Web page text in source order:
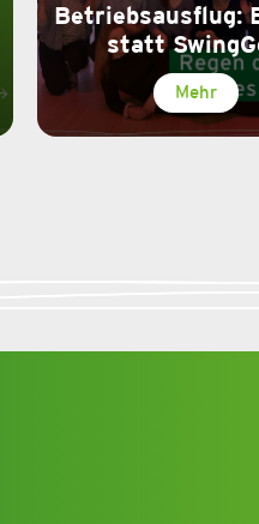
Betriebsausflug:
statt
Mehr